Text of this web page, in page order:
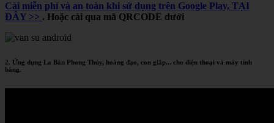
Cài miễn phí và an toàn khi sử dụng trên Google Play, TẠI
ĐÂY >> . Hoặc cài qua mã QRCODE dưới
2. Ứng dụng La Bàn Phong Thủy, hoàng đạo, con giáp... cho điện thoại và máy tính
bảng.